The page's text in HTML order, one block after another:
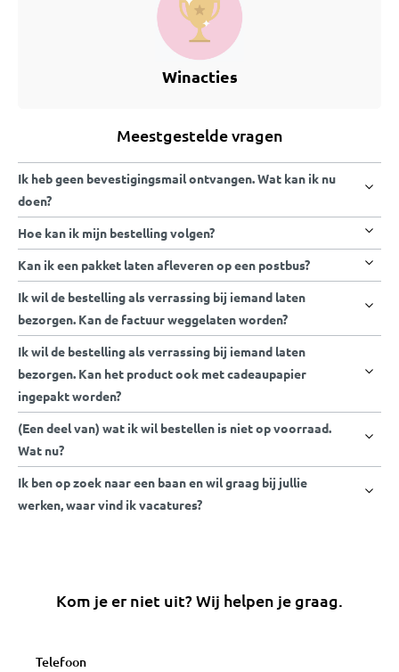
Winacties
Meestgestelde vragen
Ik heb geen bevestigingsmail ontvangen. Wat kan ik nu
doen?
Hoe kan ik mijn bestelling volgen?
Kan ik een pakket laten afleveren op een postbus?
Ik wil de bestelling als verrassing bij iemand laten
bezorgen. Kan de factuur weggelaten worden?
Ik wil de bestelling als verrassing bij iemand laten
bezorgen. Kan het product ook met cadeaupapier
ingepakt worden?
(Een deel van) wat ik wil bestellen is niet op voorraad.
Wat nu?
Ik ben op zoek naar een baan en wil graag bij jullie
werken, waar vind ik vacatures?
Kom je er niet uit? Wij helpen je graag.
Telefoon